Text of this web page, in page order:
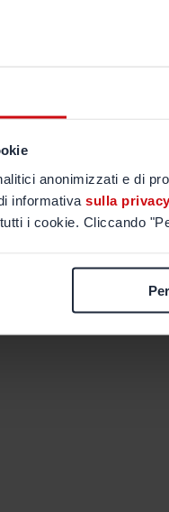
anonimizzati e di
informativa sulla privacy
i cookie. Cliccando